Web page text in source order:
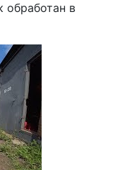
обработан в